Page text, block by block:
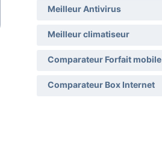
Meilleur Antivirus
Meilleur climatiseur
Comparateur Forfait mobile
Comparateur Box Internet